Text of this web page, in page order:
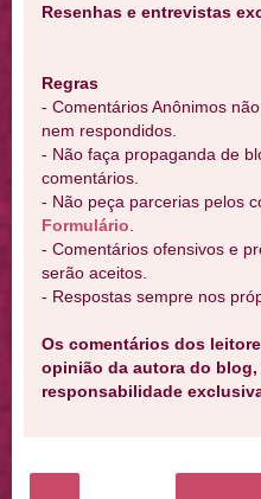
Resenhas e entrevistas
Regras
- Comentários Anônimos
nem respondidos.
- Não faça propaganda de
comentários.
- Não peça parcerias pelos
Formulário
- Comentários ofensivos e
serão aceitos.
- Respostas sempre nos
Os comentários dos
opinião da autora do blog,
responsabilidade